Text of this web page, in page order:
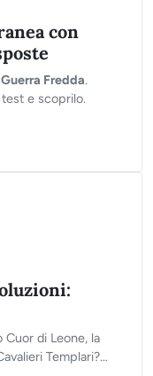
con
Fredda.
e scoprilo.
Cuor di Leone, la
Templari?